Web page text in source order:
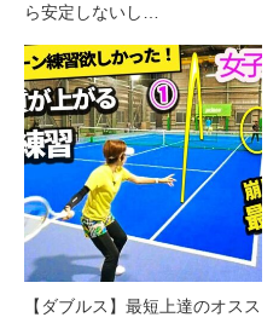
ら安定しないし…
【ダブルス】最短上達のオスス